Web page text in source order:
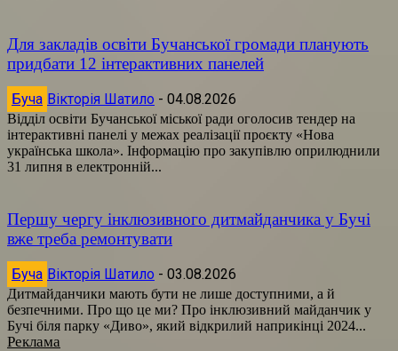
Для закладів освіти Бучанської громади планують
придбати 12 інтерактивних панелей
Буча Вікторія Шатило - 04.08.2026
Відділ освіти Бучанської міської ради оголосив тендер на
інтерактивні панелі у межах реалізації проєкту «Нова
українська школа». Інформацію про закупівлю оприлюднили
31 липня в електронній...
Першу чергу інклюзивного дитмайданчика у Бучі
вже треба ремонтувати
Буча Вікторія Шатило - 03.08.2026
Дитмайданчики мають бути не лише доступними, а й
безпечними. Про що це ми? Про інклюзивний майданчик у
Бучі біля парку «Диво», який відкрилий наприкінці 2024...
Реклама